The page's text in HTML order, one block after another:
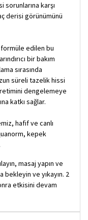
karşı
derisi görünümünü
formüle edilen bu
bir bakım
sırasında
süreli tazelik hissi
dengelemeye
katkı sağlar.
hafif ve canlı
kepek
masaj yapın ve
bekleyin ve yıkayın. 2
etkisini devam